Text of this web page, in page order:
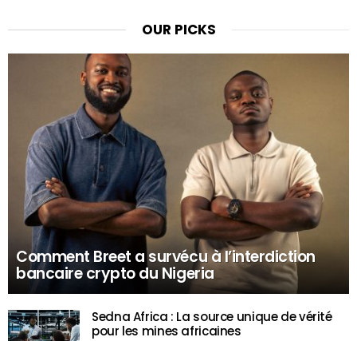
OUR PICKS
Comment Breet a survécu à l’interdiction
bancaire crypto du Nigeria
Sedna Africa : La source unique de vérité
pour les mines africaines